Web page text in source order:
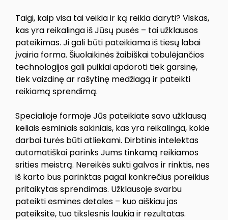
Taigi, kaip visa tai veikia ir ką reikia daryti? Viskas,
kas yra reikalinga iš Jūsų pusės – tai užklausos
pateikimas. Ji gali būti pateikiama iš tiesų labai
įvairia forma. Šiuolaikinės žaibiškai tobulėjančios
technologijos gali puikiai apdoroti tiek garsinę,
tiek vaizdinę ar rašytinę medžiagą ir pateikti
reikiamą sprendimą.
Specialioje formoje Jūs pateikiate savo užklausą
keliais esminiais sakiniais, kas yra reikalinga, kokie
darbai turės būti atliekami. Dirbtinis intelektas
automatiškai parinks Jums tinkamą reikiamos
srities meistrą. Nereikės sukti galvos ir rinktis, nes
iš karto bus parinktas pagal konkrečius poreikius
pritaikytas sprendimas. Užklausoje svarbu
pateikti esmines detales – kuo aiškiau jas
pateiksite, tuo tikslesnis laukia ir rezultatas.